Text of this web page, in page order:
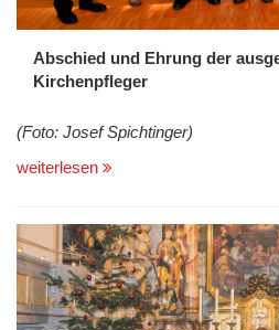
Abschied und Ehrung der
Kirchenpfleger
(Foto: Josef Spichtinger)
weiterlesen